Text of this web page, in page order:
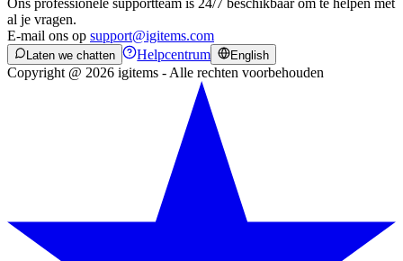
Ons professionele supportteam is 24/7 beschikbaar om te helpen met
al je vragen.
E-mail ons op support@igitems.com
Laten we chatten Helpcentrum English
Copyright @ 2026 igitems - Alle rechten voorbehouden